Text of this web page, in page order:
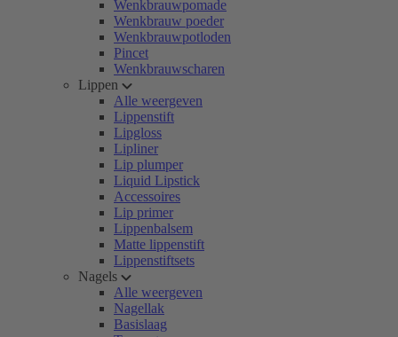
Wenkbrauwpomade
Wenkbrauw poeder
Wenkbrauwpotloden
Pincet
Wenkbrauwscharen
Lippen
Alle weergeven
Lippenstift
Lipgloss
Lipliner
Lip plumper
Liquid Lipstick
Accessoires
Lip primer
Lippenbalsem
Matte lippenstift
Lippenstiftsets
Nagels
Alle weergeven
Nagellak
Basislaag